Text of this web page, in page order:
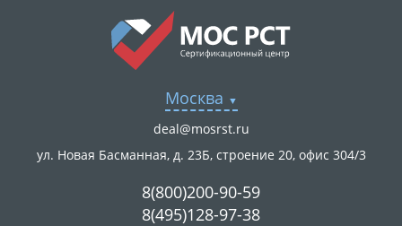
Москва
deal@mosrst.ru
ул. Новая Басманная, д. 23Б, строение 20, офис 304/3
8(800)200-90-59
8(495)128-97-38